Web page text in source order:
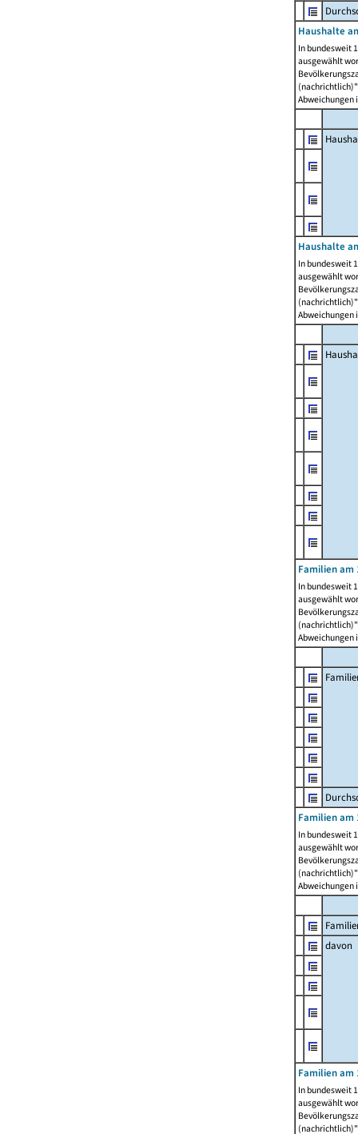
Haushalte
In bundesweit
ausgewählt
Abweichungen
Haushalte
In bundesweit
ausgewählt
Abweichungen
Familien am
In bundesweit
ausgewählt
Abweichungen
Familien am
In bundesweit
ausgewählt
Abweichungen
davon
Familien am
In bundesweit
ausgewählt